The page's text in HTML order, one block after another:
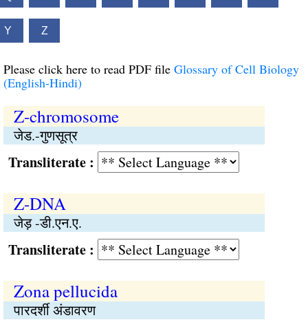
Y Z
Please click here to read PDF file Glossary of Cell Biology
(English-Hindi)
Z-chromosome
जेड.-गुणसूत्र
:
Z-DNA
जेड़ -डी.एन.ए.
:
Zona pellucida
पारदर्शी अंडावरण